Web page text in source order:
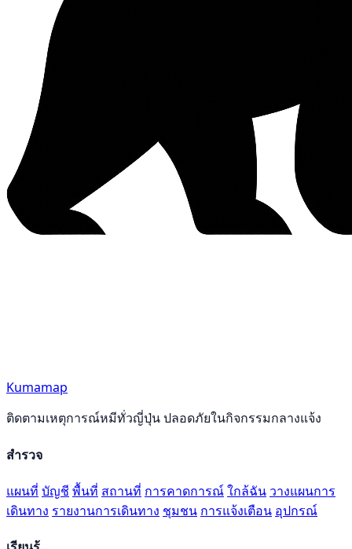
Kumamap
ติดตามเหตุการณ์หมีทั่วญี่ปุ่น ปลอดภัยในกิจกรรมกลางแจ้ง
สำรวจ
แผนที่ บัญชี พื้นที่ สถานที่ การคาดการณ์ใกล้ฉัน วางแผนการ
เดินทาง รายงานการเดินทาง ชุมชน การแจ้งเตือน อุปกรณ์